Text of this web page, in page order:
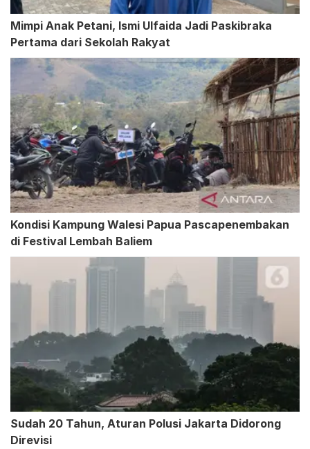
Mimpi Anak Petani, Ismi Ulfaida Jadi Paskibraka
Pertama dari Sekolah Rakyat
Kondisi Kampung Walesi Papua Pascapenembakan
di Festival Lembah Baliem
Sudah 20 Tahun, Aturan Polusi Jakarta Didorong
Direvisi